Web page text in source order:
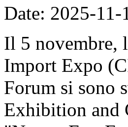
Date: 2025-11-
Il 5 novembre,
Import Expo
Forum si sono
Exhibition and